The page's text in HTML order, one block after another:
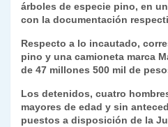
árboles de especie pino, en
con la documentación
Respecto a lo incautado,
pino y una camioneta marca
de 47 millones 500 mil de
Los detenidos, cuatro
mayores de edad y sin
puestos a disposición de la